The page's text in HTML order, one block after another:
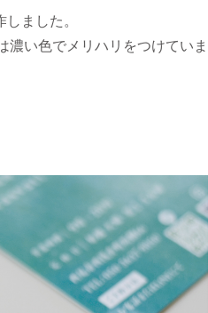
ました。
濃い色でメリハリをつけていま